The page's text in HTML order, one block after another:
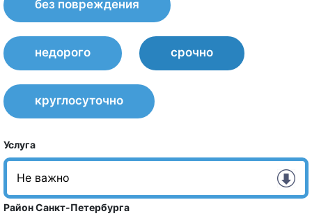
без повреждения
недорого срочно
круглосуточно
Услуга
Район Санкт-Петербурга